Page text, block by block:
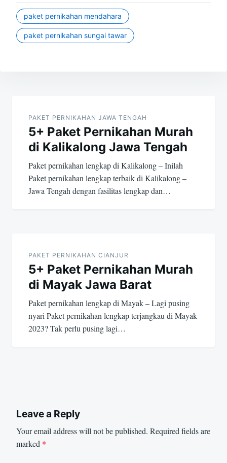
paket pernikahan mendahara
paket pernikahan sungai tawar
navigation
PAKET PERNIKAHAN JAWA TENGAH
5+ Paket Pernikahan Murah
di Kalikalong Jawa Tengah
Paket pernikahan lengkap di Kalikalong – Inilah
Paket pernikahan lengkap terbaik di Kalikalong –
Jawa Tengah dengan fasilitas lengkap dan…
PAKET PERNIKAHAN CIANJUR
5+ Paket Pernikahan Murah
di Mayak Jawa Barat
Paket pernikahan lengkap di Mayak – Lagi pusing
nyari Paket pernikahan lengkap terjangkau di Mayak
2023? Tak perlu pusing lagi…
Leave a Reply
Your email address will not be published. Required fields are
marked *